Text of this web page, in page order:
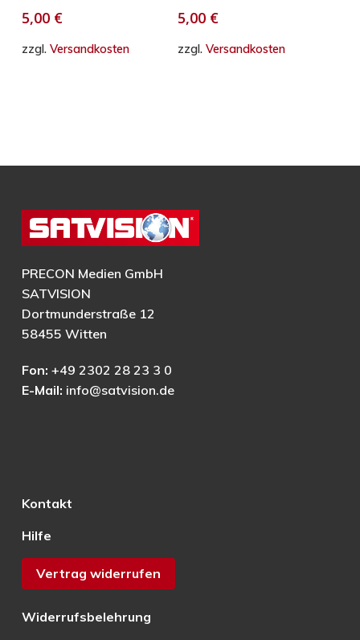
5,00 €
zzgl. Versandkosten
5,00 €
zzgl.Versandkosten
PRECON Medien GmbH
SATVISION
Dortmunderstraße 12
58455 Witten
Fon: +49 2302 28 23 3 0
E-Mail: info@satvision.de
Kontakt
Hilfe
Vertrag widerrufen
Widerrufsbelehrung